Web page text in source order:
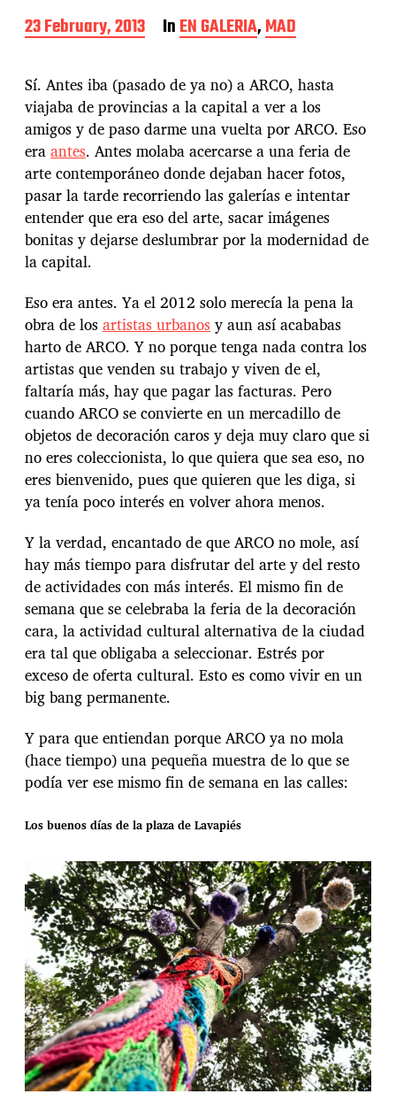
P
o
t
d
a
t
e
23 February, 2013 InEN GALERIA,MAD
Sí. Antes iba (pasado de ya no) a ARCO, hasta
viajaba de provincias a la capital a ver a los
amigos y de paso darme una vuelta por ARCO. Eso
eraantes. Antes molaba acercarse a una feria de
arte contemporáneo donde dejaban hacer fotos,
pasar la tarde recorriendo las galerías e intentar
entender que era eso del arte, sacar imágenes
bonitas y dejarse deslumbrar por la modernidad de
la capital.
Eso era antes. Ya el 2012 solo merecía la pena la
obra de losartistas urbanosy aun así acababas
harto de ARCO. Y no porque tenga nada contra los
artistas que venden su trabajo y viven de el,
faltaría más, hay que pagar las facturas. Pero
cuando ARCO se convierte en un mercadillo de
objetos de decoración caros y deja muy claro que si
no eres coleccionista, lo que quiera que sea eso, no
eres bienvenido, pues que quieren que les diga, si
ya tenía poco interés en volver ahora menos.
Y la verdad, encantado de que ARCO no mole, así
hay más tiempo para disfrutar del arte y del resto
de actividades con más interés. El mismo fin de
semana que se celebraba la feria de la decoración
cara, la actividad cultural alternativa de la ciudad
era tal que obligaba a seleccionar. Estrés por
exceso de oferta cultural. Esto es como vivir en un
big bang permanente.
Y para que entiendan porque ARCO ya no mola
(hace tiempo) una pequeña muestra de lo que se
podía ver ese mismo fin de semana en las calles:
Los buenos días de la plaza de Lavapiés